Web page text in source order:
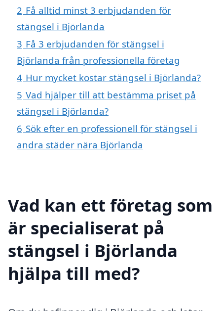
2 Få alltid minst 3 erbjudanden för
stängsel i Björlanda
3 Få 3 erbjudanden för stängsel i
Björlanda från professionella företag
4 Hur mycket kostar stängsel i Björlanda?
5 Vad hjälper till att bestämma priset på
stängsel i Björlanda?
6 Sök efter en professionell för stängsel i
andra städer nära Björlanda
Vad kan ett företag som
är specialiserat på
stängsel i Björlanda
hjälpa till med?